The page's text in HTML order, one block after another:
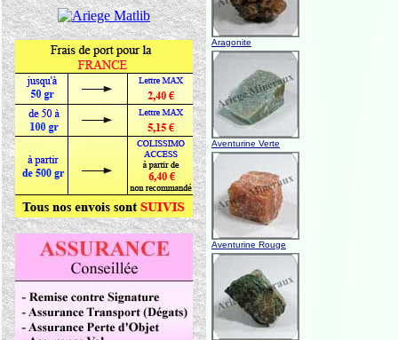
Aragonite
Aventurine Verte
Aventurine Rouge